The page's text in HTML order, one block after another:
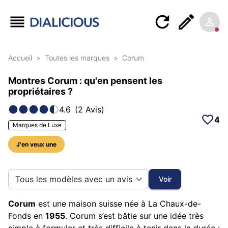
Accueil > Toutes les marques > Corum
Montres Corum : qu'en pensent les
propriétaires ?
4.6 (2 Avis)
Marques de Luxe
J'en veux une
4
11 photos sur cette marque
Tous les modèles avec un avis Voir
Corum est une maison suisse née à La Chaux-de-
Fonds en 1955. Corum s’est bâtie sur une idée très